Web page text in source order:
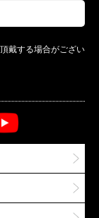
戴する場合がござい